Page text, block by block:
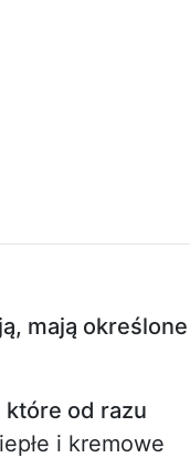
mają określone
które od razu
i kremowe